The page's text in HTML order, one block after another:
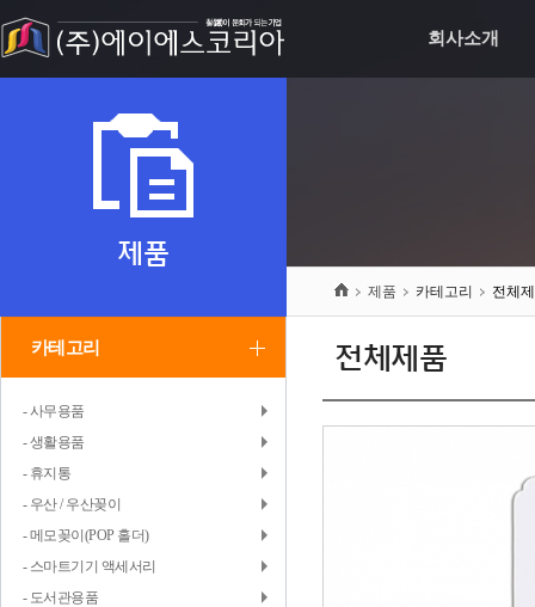
회사소개
제품
카테고리
- 사무용품
- 생활용품
- 휴지통
- 우산 / 우산꽂이
- 메모꽂이(POP 홀더)
- 스마트기기 액세서리
- 도서관용품
제품 카테고리 전체
전체제품